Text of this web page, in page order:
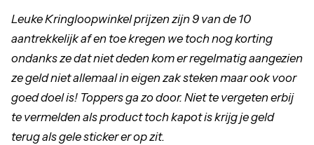
Leuke Kringloopwinkel prijzen zijn 9 van de 10
aantrekkelijk af en toe kregen we toch nog korting
ondanks ze dat niet deden kom er regelmatig aangezien
ze geld niet allemaal in eigen zak steken maar ook voor
goed doel is! Toppers ga zo door. Niet te vergeten erbij
te vermelden als product toch kapot is krijg je geld
terug als gele sticker er op zit.